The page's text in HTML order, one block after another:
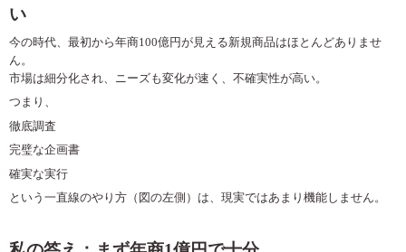
い
今の時代、最初から年商100億円が見える新規商品はほとんどありませ
ん。
市場は細分化され、ニーズも変化が速く、不確実性が高い。
つまり、
徹底調査
完璧な企画書
確実な実行
という一直線のやり方（図の左側）は、現実ではあまり機能しません。